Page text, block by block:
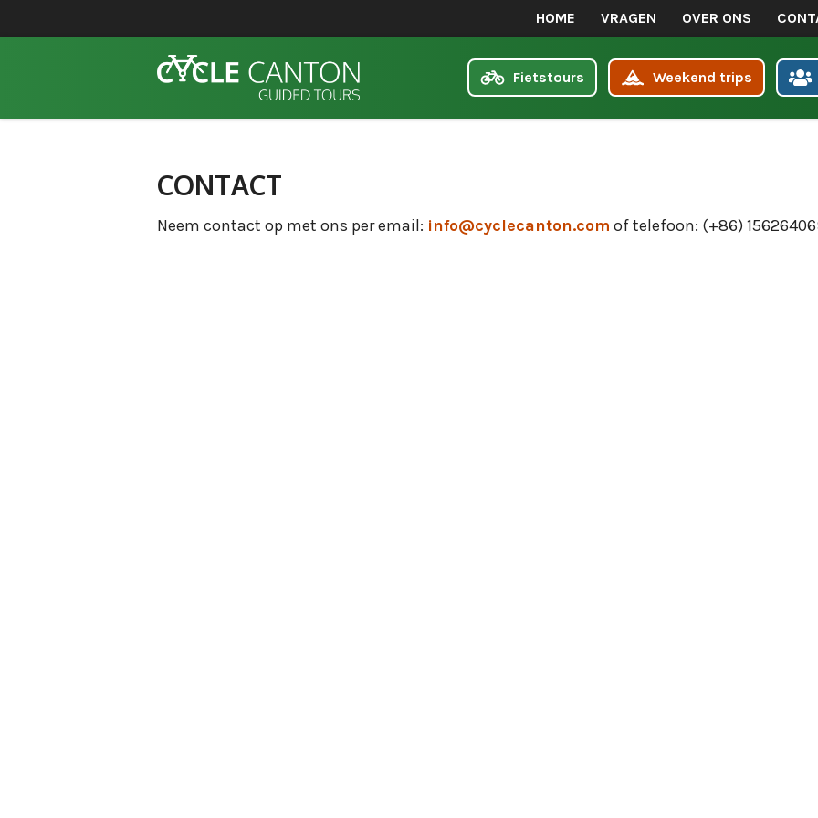
HOME VRAGEN OVER ONS
Fietstours Weekend trips
CONTACT
Neem contact op met ons per email: info@cyclecanton.com of telefoon: (+86)